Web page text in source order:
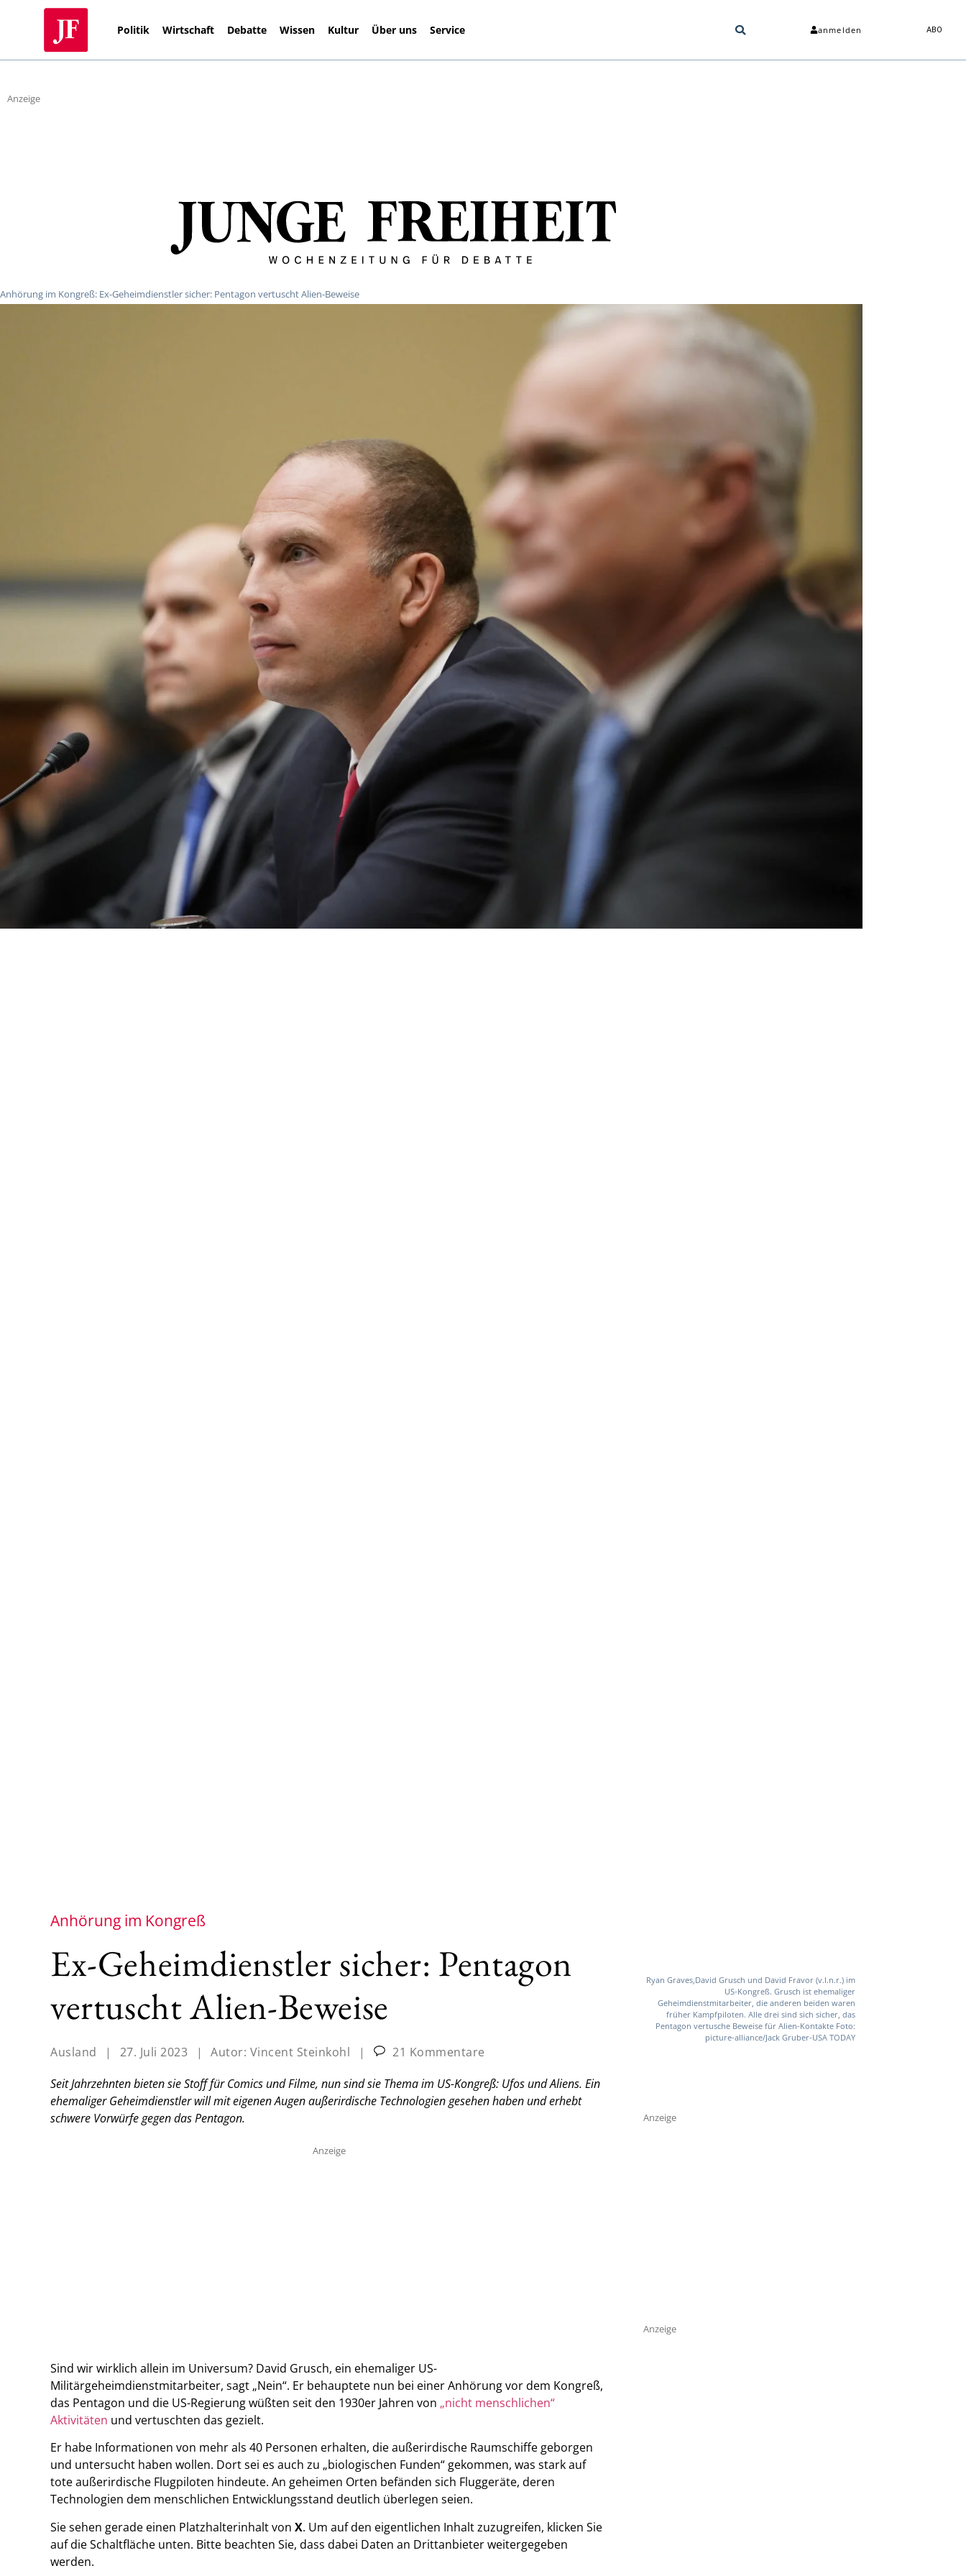
Politik Wirtschaft Debatte Wissen Kultur Über uns Service anmelden ABO
Anzeige
Anhörung im Kongreß: Ex-Geheimdienstler sicher: Pentagon vertuscht Alien-Beweise
Anhörung im Kongreß
Ex-Geheimdienstler sicher: Pentagon
vertuscht Alien-Beweise
Ausland | 27. Juli 2023 | Autor: Vincent Steinkohl |
21 Kommentare
Seit Jahrzehnten bieten sie Stoff für Comics und Filme, nun sind sie Thema im US-Kongreß: Ufos und Aliens. Ein
ehemaliger Geheimdienstler will mit eigenen Augen außerirdische Technologien gesehen haben und erhebt
schwere Vorwürfe gegen das Pentagon.
Anzeige
Sind wir wirklich allein im Universum? David Grusch, ein ehemaliger US-
Militärgeheimdienstmitarbeiter, sagt „Nein“. Er behauptete nun bei einer Anhörung vor dem Kongreß,
das Pentagon und die US-Regierung wüßten seit den 1930er Jahren von „nicht menschlichen“
Aktivitäten und vertuschten das gezielt.
Er habe Informationen von mehr als 40 Personen erhalten, die außerirdische Raumschiffe geborgen
und untersucht haben wollen. Dort sei es auch zu „biologischen Funden“ gekommen, was stark auf
tote außerirdische Flugpiloten hindeute. An geheimen Orten befänden sich Fluggeräte, deren
Technologien dem menschlichen Entwicklungsstand deutlich überlegen seien.
Sie sehen gerade einen Platzhalterinhalt von X. Um auf den eigentlichen Inhalt zuzugreifen, klicken Sie
auf die Schaltfläche unten. Bitte beachten Sie, dass dabei Daten an Drittanbieter weitergegeben
werden.
Ryan Graves,David Grusch und David Fravor (v.l.n.r.) im
US-Kongreß. Grusch ist ehemaliger
Geheimdienstmitarbeiter, die anderen beiden waren
früher Kampfpiloten. Alle drei sind sich sicher, das
Pentagon vertusche Beweise für Alien-Kontakte Foto:
picture-alliance/Jack Gruber-USA TODAY
Anzeige
Anzeige